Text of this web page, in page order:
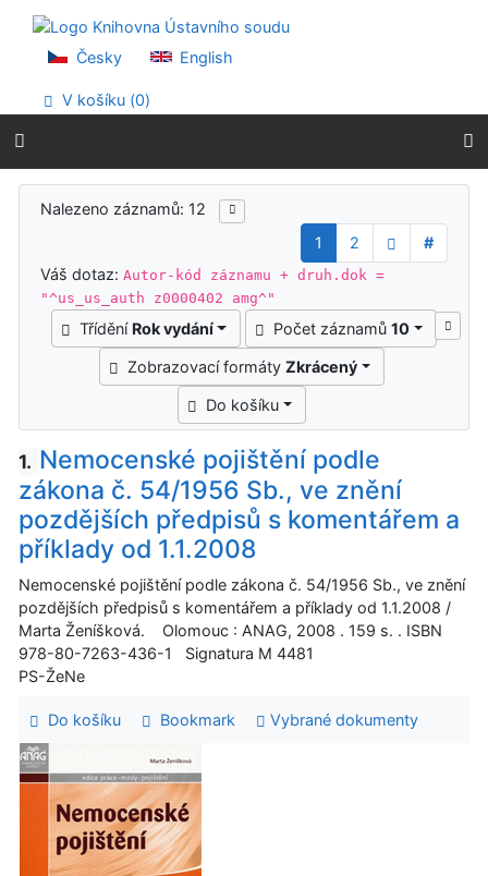
Přejít na menu
Prohlášení o webové přístupnosti
Česky English
V košíku (0)
Výsledky vyhledávání
Nalezeno záznamů: 12
1
2
#
Váš dotaz:Autor-kód záznamu + druh.dok =
"^us_us_auth z0000402 amg^"
Třídění Rok vydání Počet záznamů 10
Zobrazovací formáty Zkrácený
Do košíku
1. Nemocenské pojištění podle
zákona č. 54/1956 Sb., ve znění
pozdějších předpisů s komentářem a
příklady od 1.1.2008
Nemocenské pojištění podle zákona č. 54/1956 Sb., ve znění
pozdějších předpisů s komentářem a příklady od 1.1.2008 /
Marta Ženíšková. Olomouc : ANAG, 2008 . 159 s. . ISBN
978-80-7263-436-1 Signatura M 4481
PS-ŽeNe
Do košíku Bookmark Vybrané dokumenty